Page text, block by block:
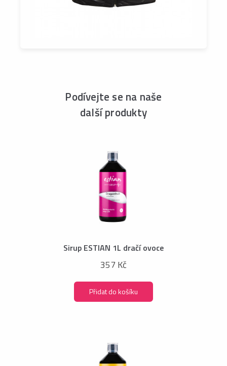
Podívejte se na naše
další produkty
Sirup ESTIAN 1L dračí ovoce
357 Kč
Přidat do košíku